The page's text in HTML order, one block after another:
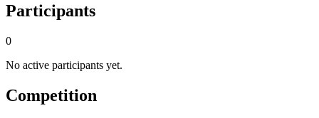
Participants
0
No active participants yet.
Competition